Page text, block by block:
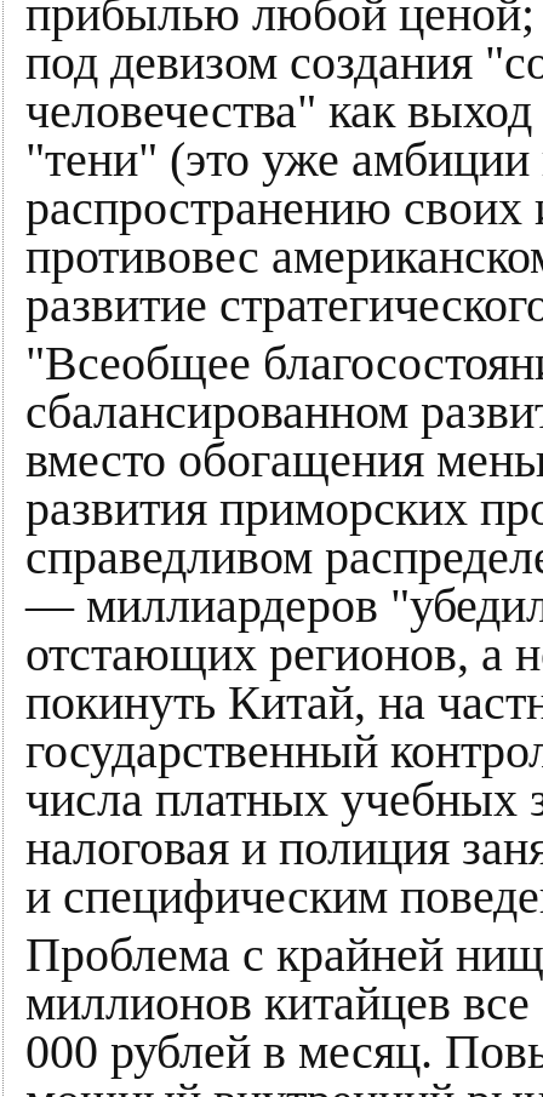
прибылью любой ценой;
под девизом создания
человечества" как
"тени" (это уже
распространению своих
противовес
развитие
"Всеобщее
сбалансированном
вместо обогащения
развития приморских
справедливом
— миллиардеров
отстающих регионов, а
покинуть Китай, на
государственный
числа платных учебных
налоговая и полиция
и специфическим
Проблема с крайней
миллионов китайцев
000 рублей в месяц.